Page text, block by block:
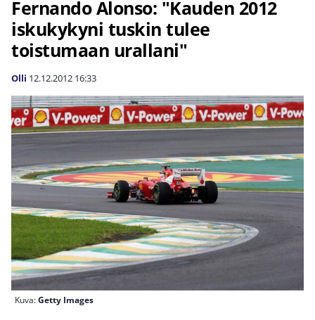
Fernando Alonso: "Kauden 2012
iskukykyni tuskin tulee
toistumaan urallani"
Olli 12.12.2012 16:33
Kuva:Getty Images